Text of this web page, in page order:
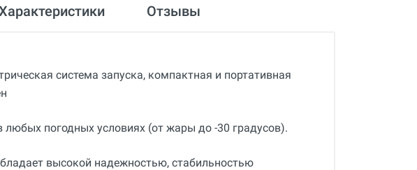
Отзывы
система запуска, компактная и портативная
любых погодных условиях (от жары до -30 градусов).
высокой надежностью, стабильностью